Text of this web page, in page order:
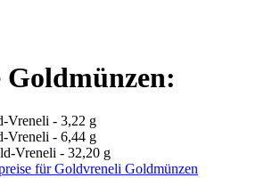
Goldmünzen:
Vreneli - 3,22 g
Vreneli - 6,44 g
Vreneli - 32,20 g
für Goldvreneli Goldmünzen